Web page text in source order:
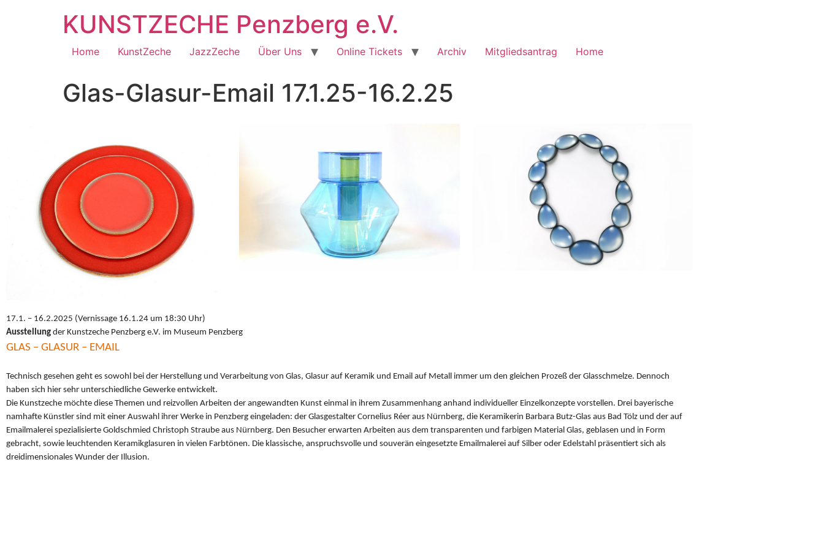
KUNSTZECHE Penzberg e.V.
Home KunstZeche JazzZeche Über Uns Online Tickets Archiv Mitgliedsantrag Home
Glas-Glasur-Email 17.1.25-16.2.25
17.1. – 16.2.2025 (Vernissage 16.1.24 um 18:30 Uhr)
Ausstellung der Kunstzeche Penzberg e.V. im Museum Penzberg
GLAS – GLASUR – EMAIL
Technisch gesehen geht es sowohl bei der Herstellung und Verarbeitung von Glas, Glasur auf Keramik und Email auf Metall immer um den gleichen Prozeß der Glasschmelze. Dennoch
haben sich hier sehr unterschiedliche Gewerke entwickelt.
Die Kunstzeche möchte diese Themen und reizvollen Arbeiten der angewandten Kunst einmal in ihrem Zusammenhang anhand individueller Einzelkonzepte vorstellen. Drei bayerische
namhafte Künstler sind mit einer Auswahl ihrer Werke in Penzberg eingeladen: der Glasgestalter Cornelius Réer aus Nürnberg, die Keramikerin Barbara Butz-Glas aus Bad Tölz und der auf
Emailmalerei spezialisierte Goldschmied Christoph Straube aus Nürnberg. Den Besucher erwarten Arbeiten aus dem transparenten und farbigen Material Glas, geblasen und in Form
gebracht, sowie leuchtenden Keramikglasuren in vielen Farbtönen. Die klassische, anspruchsvolle und souverän eingesetzte Emailmalerei auf Silber oder Edelstahl präsentiert sich als
dreidimensionales Wunder der Illusion.